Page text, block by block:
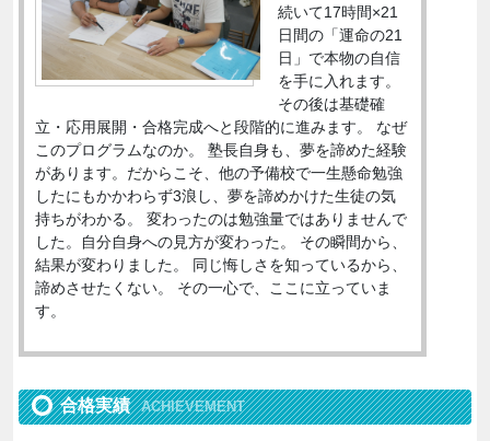
続いて17時間×21
日間の「運命の21
日」で本物の自信
を手に入れます。
その後は基礎確
立・応用展開・合格完成へと段階的に進みます。 なぜ
このプログラムなのか。 塾長自身も、夢を諦めた経験
があります。だからこそ、他の予備校で一生懸命勉強
したにもかかわらず3浪し、夢を諦めかけた生徒の気
持ちがわかる。 変わったのは勉強量ではありませんで
した。自分自身への見方が変わった。 その瞬間から、
結果が変わりました。 同じ悔しさを知っているから、
諦めさせたくない。 その一心で、ここに立っていま
す。
合格実績 ACHIEVEMENT